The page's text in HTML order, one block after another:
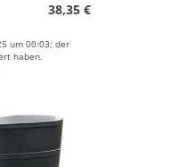
38,35 €
um 00:03; der
haben.